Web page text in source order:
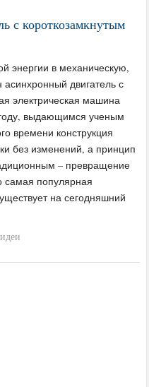
с короткозамкнутым
энергии в механическую,
двигатель с
электрическая машина
выдающимся ученым
времени конструкция
без изменений, а принцип
– превращение
самая популярная
на сегодняшний